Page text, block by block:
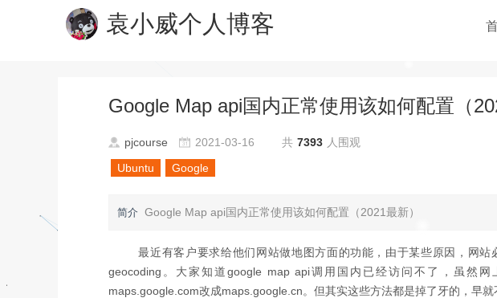
袁小威个人博客
Google Map api国内正常使用该如何配置（
pjcourse 2021-03-16 共 7393 人围观
Ubuntu
Google
简介 Google Map api国内正常使用该如何配置（2021最新）
最近有客户要求给他们网站做地图方面的功能，由于某些原因，网站
geocoding。大家知道google map api调用国内已经访问不了，虽然
maps.google.com改成maps.google.cn。但其实这些方法都是掉了牙的，早就